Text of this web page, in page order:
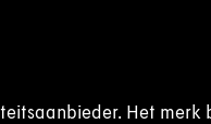
Het merk